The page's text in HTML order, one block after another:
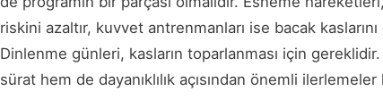
riskini azaltır, kuvvet antrenmanları ise bacak
Dinlenme günleri, kasların toparlanması için
sürat hem de dayanıklılık açısından önemli